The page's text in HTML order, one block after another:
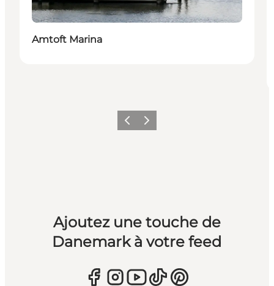
Amtoft Marina
PrécédentSuivant
Ajoutez une touche de
Danemark à votre feed